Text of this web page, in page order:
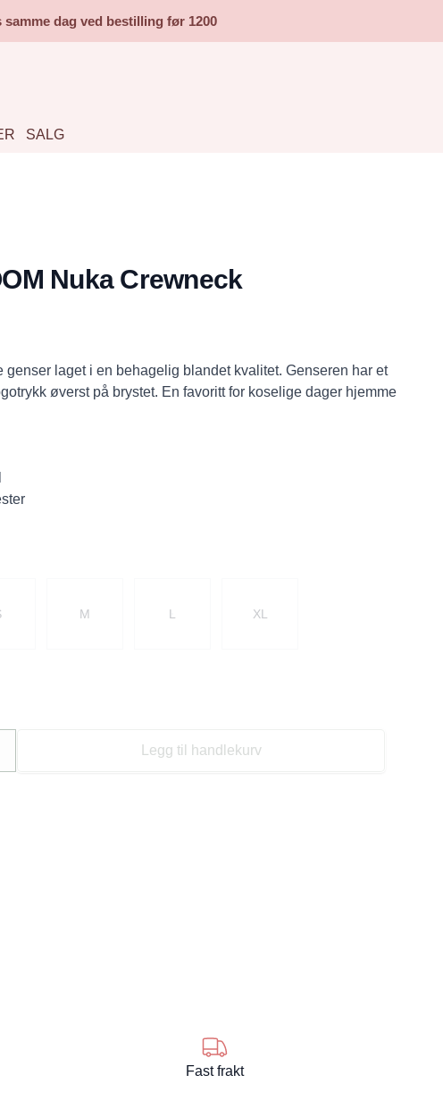
samme dag ved bestilling før 1200
SALG
Nuka Crewneck
genser laget i en behagelig blandet kvalitet. Genseren har et
øverst på brystet. En favoritt for koselige dager hjemme
M L XL
Legg til handlekurv
Fast frakt